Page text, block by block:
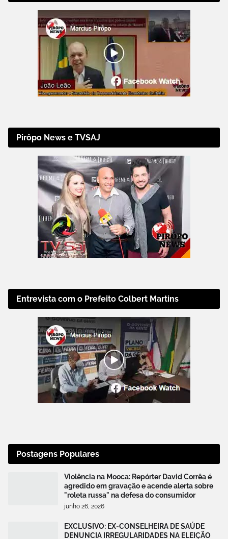
Pirôpo News e TVSAJ
Entrevista com o Prefeito Colbert Martins
Postagens Populares
Violência na Mooca: Repórter David Corrêa é
agredido em gravação e acende alerta sobre
"roleta russa" na defesa do consumidor
junho 26, 2026
EXCLUSIVO: EX-CONSELHEIRA DE SAÚDE
DENUNCIA IRREGULARIDADES NA ELEIÇÃO